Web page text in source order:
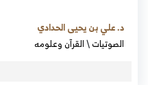
د. علي بن يحيى الحدادي
الصوتيات\القرآن وعلومه